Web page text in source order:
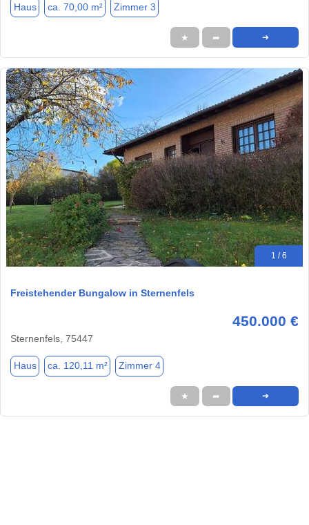
Haus ca. 70,00 m² Zimmer 3
★ ➦ ➜
1 / 6
Freistehender Bungalow in Sternenfels
450.000 €
Sternenfels, 75447
Haus ca. 120,11 m² Zimmer 4
★ ➦ ➜